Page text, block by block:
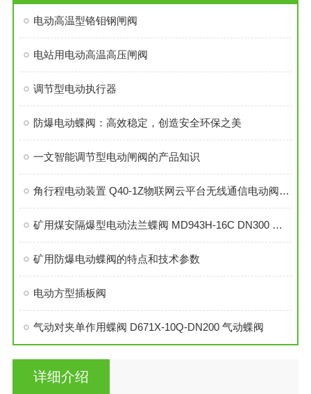
电动高温型铬钼钢闸阀
电站用电动高温高压闸阀
调节型电动执行器
防爆电动蝶阀：高效稳定，创造安全环保之美
一文智能调节型电动闸阀的产品知识
角行程电动装置 Q40-1Z物联网云平台无线通信电动阀用执行器
矿用煤安隔爆型电动法兰蝶阀 MD943H-16C DN300 煤矿用隔爆电动蝶阀
矿用防爆电动蝶阀的特点和技术参数
电动方型插板阀
气动对夹单作用蝶阀 D671X-10Q-DN200 气动蝶阀
详细介绍